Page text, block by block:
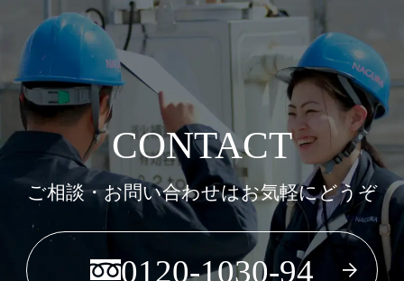
CONTACT
ご相談・お問い合わせはお気軽にどうぞ
0120-1030-94